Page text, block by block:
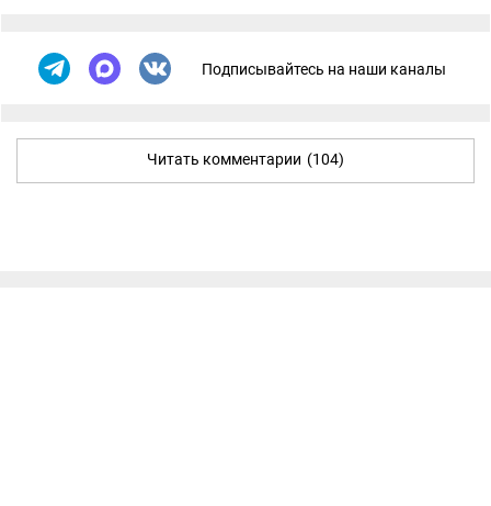
Подписывайтесь на наши каналы
Читать комментарии (104)